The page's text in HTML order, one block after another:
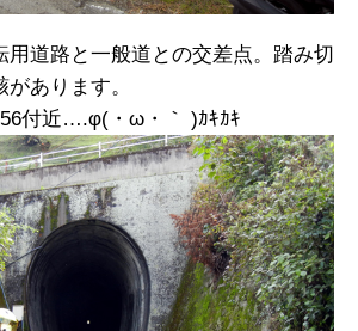
用道路と一般道との交差点。踏み切
あります。
付近….φ(・ω・｀ )ｶｷｶｷ